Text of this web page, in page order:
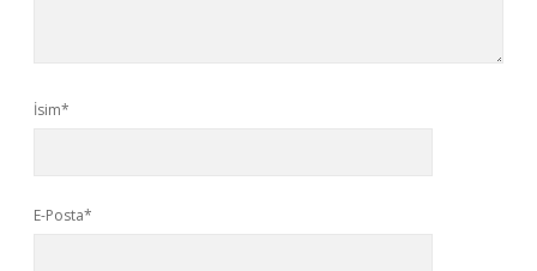
İsim*
E-Posta*